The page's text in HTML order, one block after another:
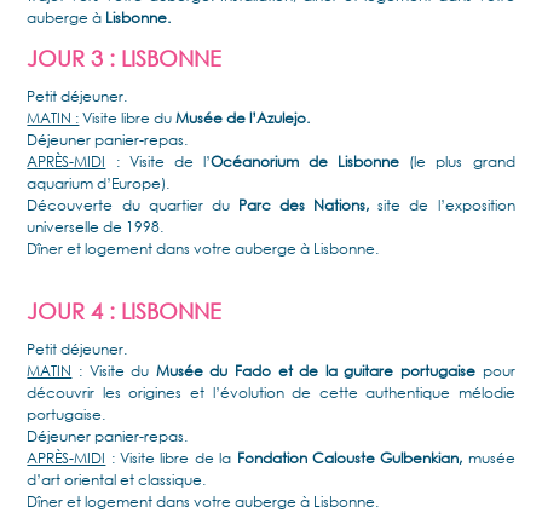
auberge à Lisbonne.
JOUR 3 : LISBONNE
Petit déjeuner.
MATIN :Visite libre duMusée de l’Azulejo.
Déjeuner panier-repas.
APRÈS-MIDI : Visite de l’Océanorium de Lisbonne (le plus grand
aquarium d’Europe).
Découverte du quartier du Parc des Nations, site de l’exposition
universelle de 1998.
Dîner et logement dans votre auberge à Lisbonne.
JOUR 4 : LISBONNE
Petit déjeuner.
MATIN : Visite du Musée du Fado et de la guitare portugaise pour
découvrir les origines et l’évolution de cette authentique mélodie
portugaise.
Déjeuner panier-repas.
APRÈS-MIDI : Visite libre de la Fondation Calouste Gulbenkian, musée
d’art oriental et classique.
Dîner et logement dans votre auberge à Lisbonne.